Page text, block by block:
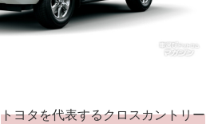
トヨタを代表するクロスカントリー